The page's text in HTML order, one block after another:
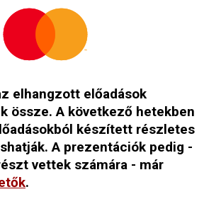
elhangzott előadások
össze. A következő hetekben
készített részletes
A prezentációk pedig -
vettek számára - már
.